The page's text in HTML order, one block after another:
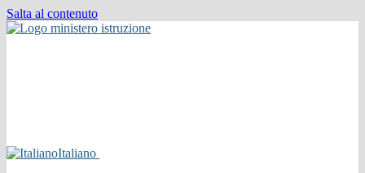
Salta al contenuto
Italiano